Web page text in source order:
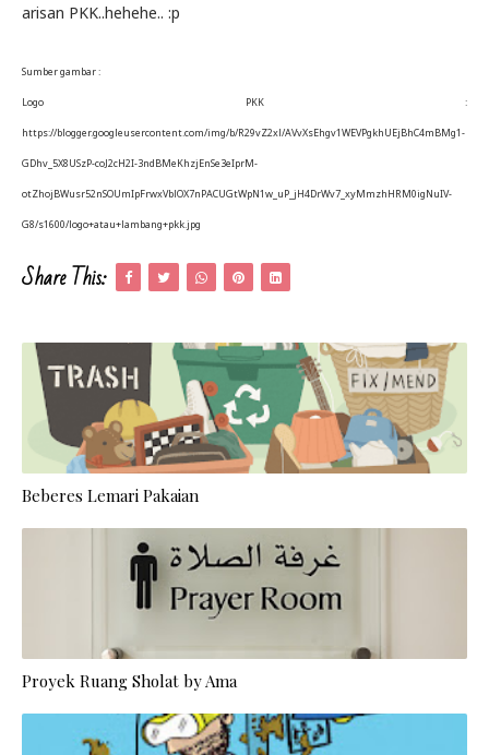
arisan PKK..hehehe.. :p
Sumber gambar :
Logo PKK :
https://blogger.googleusercontent.com/img/b/R29vZ2xl/AVvXsEhgv1WEVPgkhUEjBhC4mBMg1-
GDhv_5X8USzP-coJ2cH2I-3ndBMeKhzjEnSe3eIprM-
otZhojBWusr52nSOUmIpFrwxVblOX7nPACUGtWpN1w_uP_jH4DrWv7_xyMmzhHRM0igNuIV-
G8/s1600/logo+atau+lambang+pkk.jpg
Share This:
Beberes Lemari Pakaian
Proyek Ruang Sholat by Ama